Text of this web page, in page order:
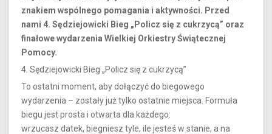
znakiem wspólnego pomagania i aktywności. Przed
nami 4. Sędziejowicki Bieg „Policz się z cukrzycą” oraz
finałowe wydarzenia Wielkiej Orkiestry Świątecznej
Pomocy.
4. Sędziejowicki Bieg „Policz się z cukrzycą”
To ostatni moment, aby dołączyć do biegowego
wydarzenia – zostały już tylko ostatnie miejsca. Formuła
biegu jest prosta i otwarta dla każdego:
wrzucasz datek, biegniesz tyle, ile jesteś w stanie, a na